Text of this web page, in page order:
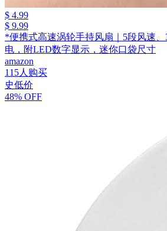
$ 4.99
$ 9.99
*便携式高速涡轮手持风扇｜5段风速、
电，附LED数字显示，迷你口袋尺寸
amazon
115人购买
史低价
48% OFF